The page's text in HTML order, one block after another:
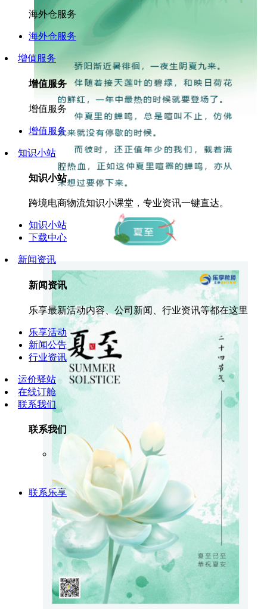
海外仓服务
海外仓服务
增值服务
增值服务
增值服务
增值服务
知识小站
知识小站
跨境电商物流知识小课堂，专业资讯一键直达。
知识小站
下载中心
新闻资讯
新闻资讯
乐享最新活动内容、公司新闻、行业资讯等都在这里
乐享活动
新闻公告
行业资讯
运价驿站
在线订舱
联系我们
联系我们
联系乐享